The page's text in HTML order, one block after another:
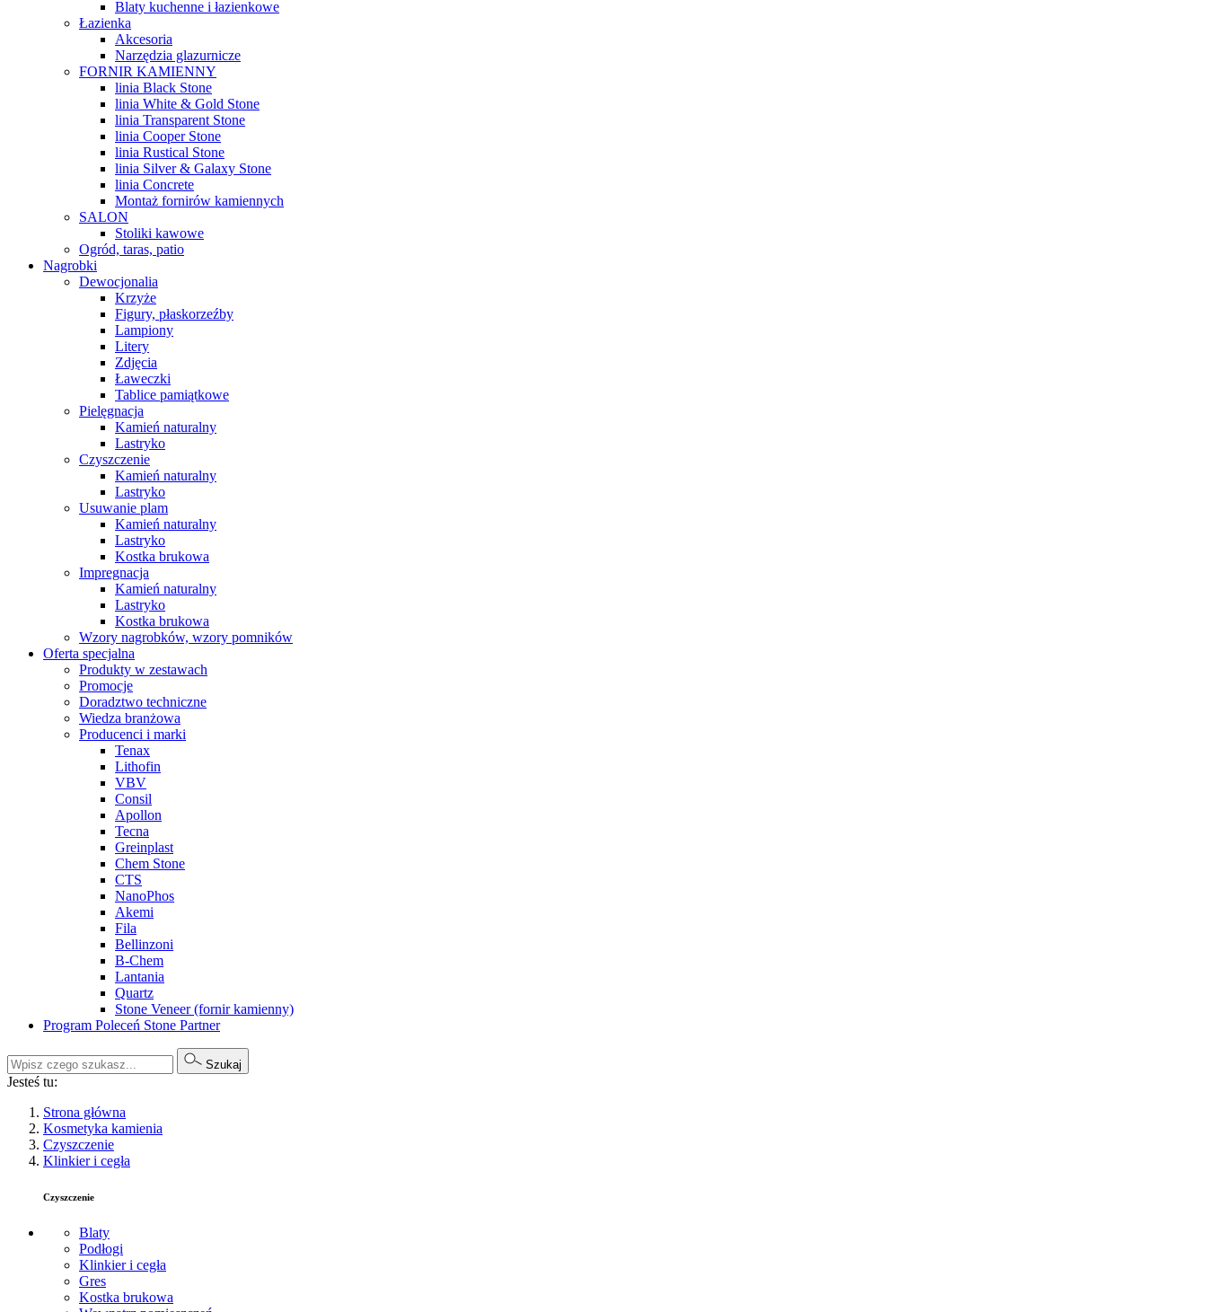
Blaty kuchenne i łazienkowe
Łazienka
Akcesoria
Narzędzia glazurnicze
FORNIR KAMIENNY
linia Black Stone
linia White & Gold Stone
linia Transparent Stone
linia Cooper Stone
linia Rustical Stone
linia Silver & Galaxy Stone
linia Concrete
Montaż fornirów kamiennych
SALON
Stoliki kawowe
Ogród, taras, patio
Nagrobki
Dewocjonalia
Krzyże
Figury, płaskorzeźby
Lampiony
Litery
Zdjęcia
Ławeczki
Tablice pamiątkowe
Pielęgnacja
Kamień naturalny
Lastryko
Czyszczenie
Kamień naturalny
Lastryko
Usuwanie plam
Kamień naturalny
Lastryko
Kostka brukowa
Impregnacja
Kamień naturalny
Lastryko
Kostka brukowa
Wzory nagrobków, wzory pomników
Oferta specjalna
Produkty w zestawach
Promocje
Doradztwo techniczne
Wiedza branżowa
Producenci i marki
Tenax
Lithofin
VBV
Consil
Apollon
Tecna
Greinplast
Chem Stone
CTS
NanoPhos
Akemi
Fila
Bellinzoni
B-Chem
Lantania
Quartz
Stone Veneer (fornir kamienny)
Program Poleceń Stone Partner
Szukaj
Jesteś tu:
Strona główna
Kosmetyka kamienia
Czyszczenie
Klinkier i cegła
Czyszczenie
Blaty
Podłogi
Klinkier i cegła
Gres
Kostka brukowa